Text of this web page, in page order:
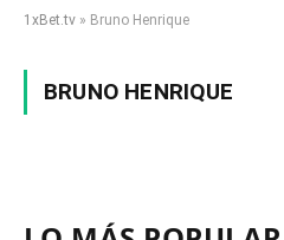
1xBet.tv » Bruno Henrique
BRUNO HENRIQUE